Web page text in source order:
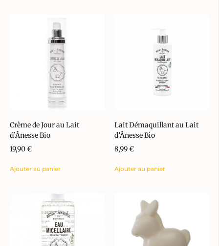
Crème de Jour au Lait
d’Ânesse Bio
19,90€
Ajouter au panier
Lait Démaquillant au Lait
d’Ânesse Bio
8,99€
Ajouter au panier